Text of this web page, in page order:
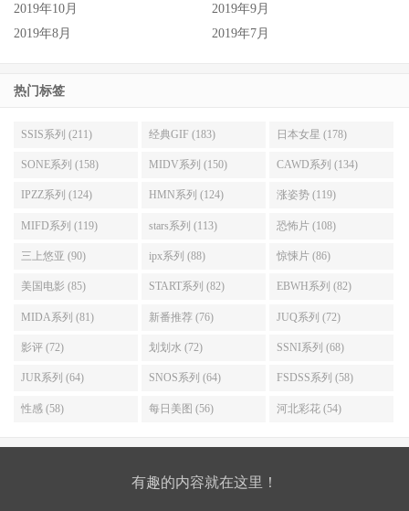
2019年10月
2019年9月
2019年8月
2019年7月
热门标签
SSIS系列 (211) 经典GIF (183) 日本女星 (178)
SONE系列 (158) MIDV系列 (150) CAWD系列 (134)
IPZZ系列 (124) HMN系列 (124) 涨姿势 (119)
MIFD系列 (119) stars系列 (113) 恐怖片 (108)
三上悠亚 (90) ipx系列 (88) 惊悚片 (86)
美国电影 (85) START系列 (82) EBWH系列 (82)
MIDA系列 (81) 新番推荐 (76) JUQ系列 (72)
影评 (72) 划划水 (72) SSNI系列 (68)
JUR系列 (64) SNOS系列 (64) FSDSS系列 (58)
性感 (58) 每日美图 (56) 河北彩花 (54)
有趣的内容就在这里！